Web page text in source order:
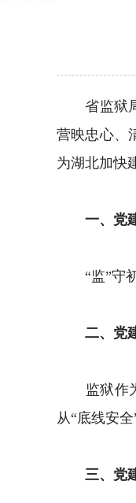
省监狱局
营映忠心、
为湖北加快
一、党建
“监”守初
二、党建
监狱作为
从“底线安
三、党建